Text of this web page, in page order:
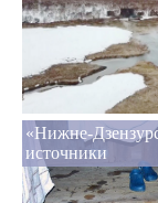
«Нижне-
источники